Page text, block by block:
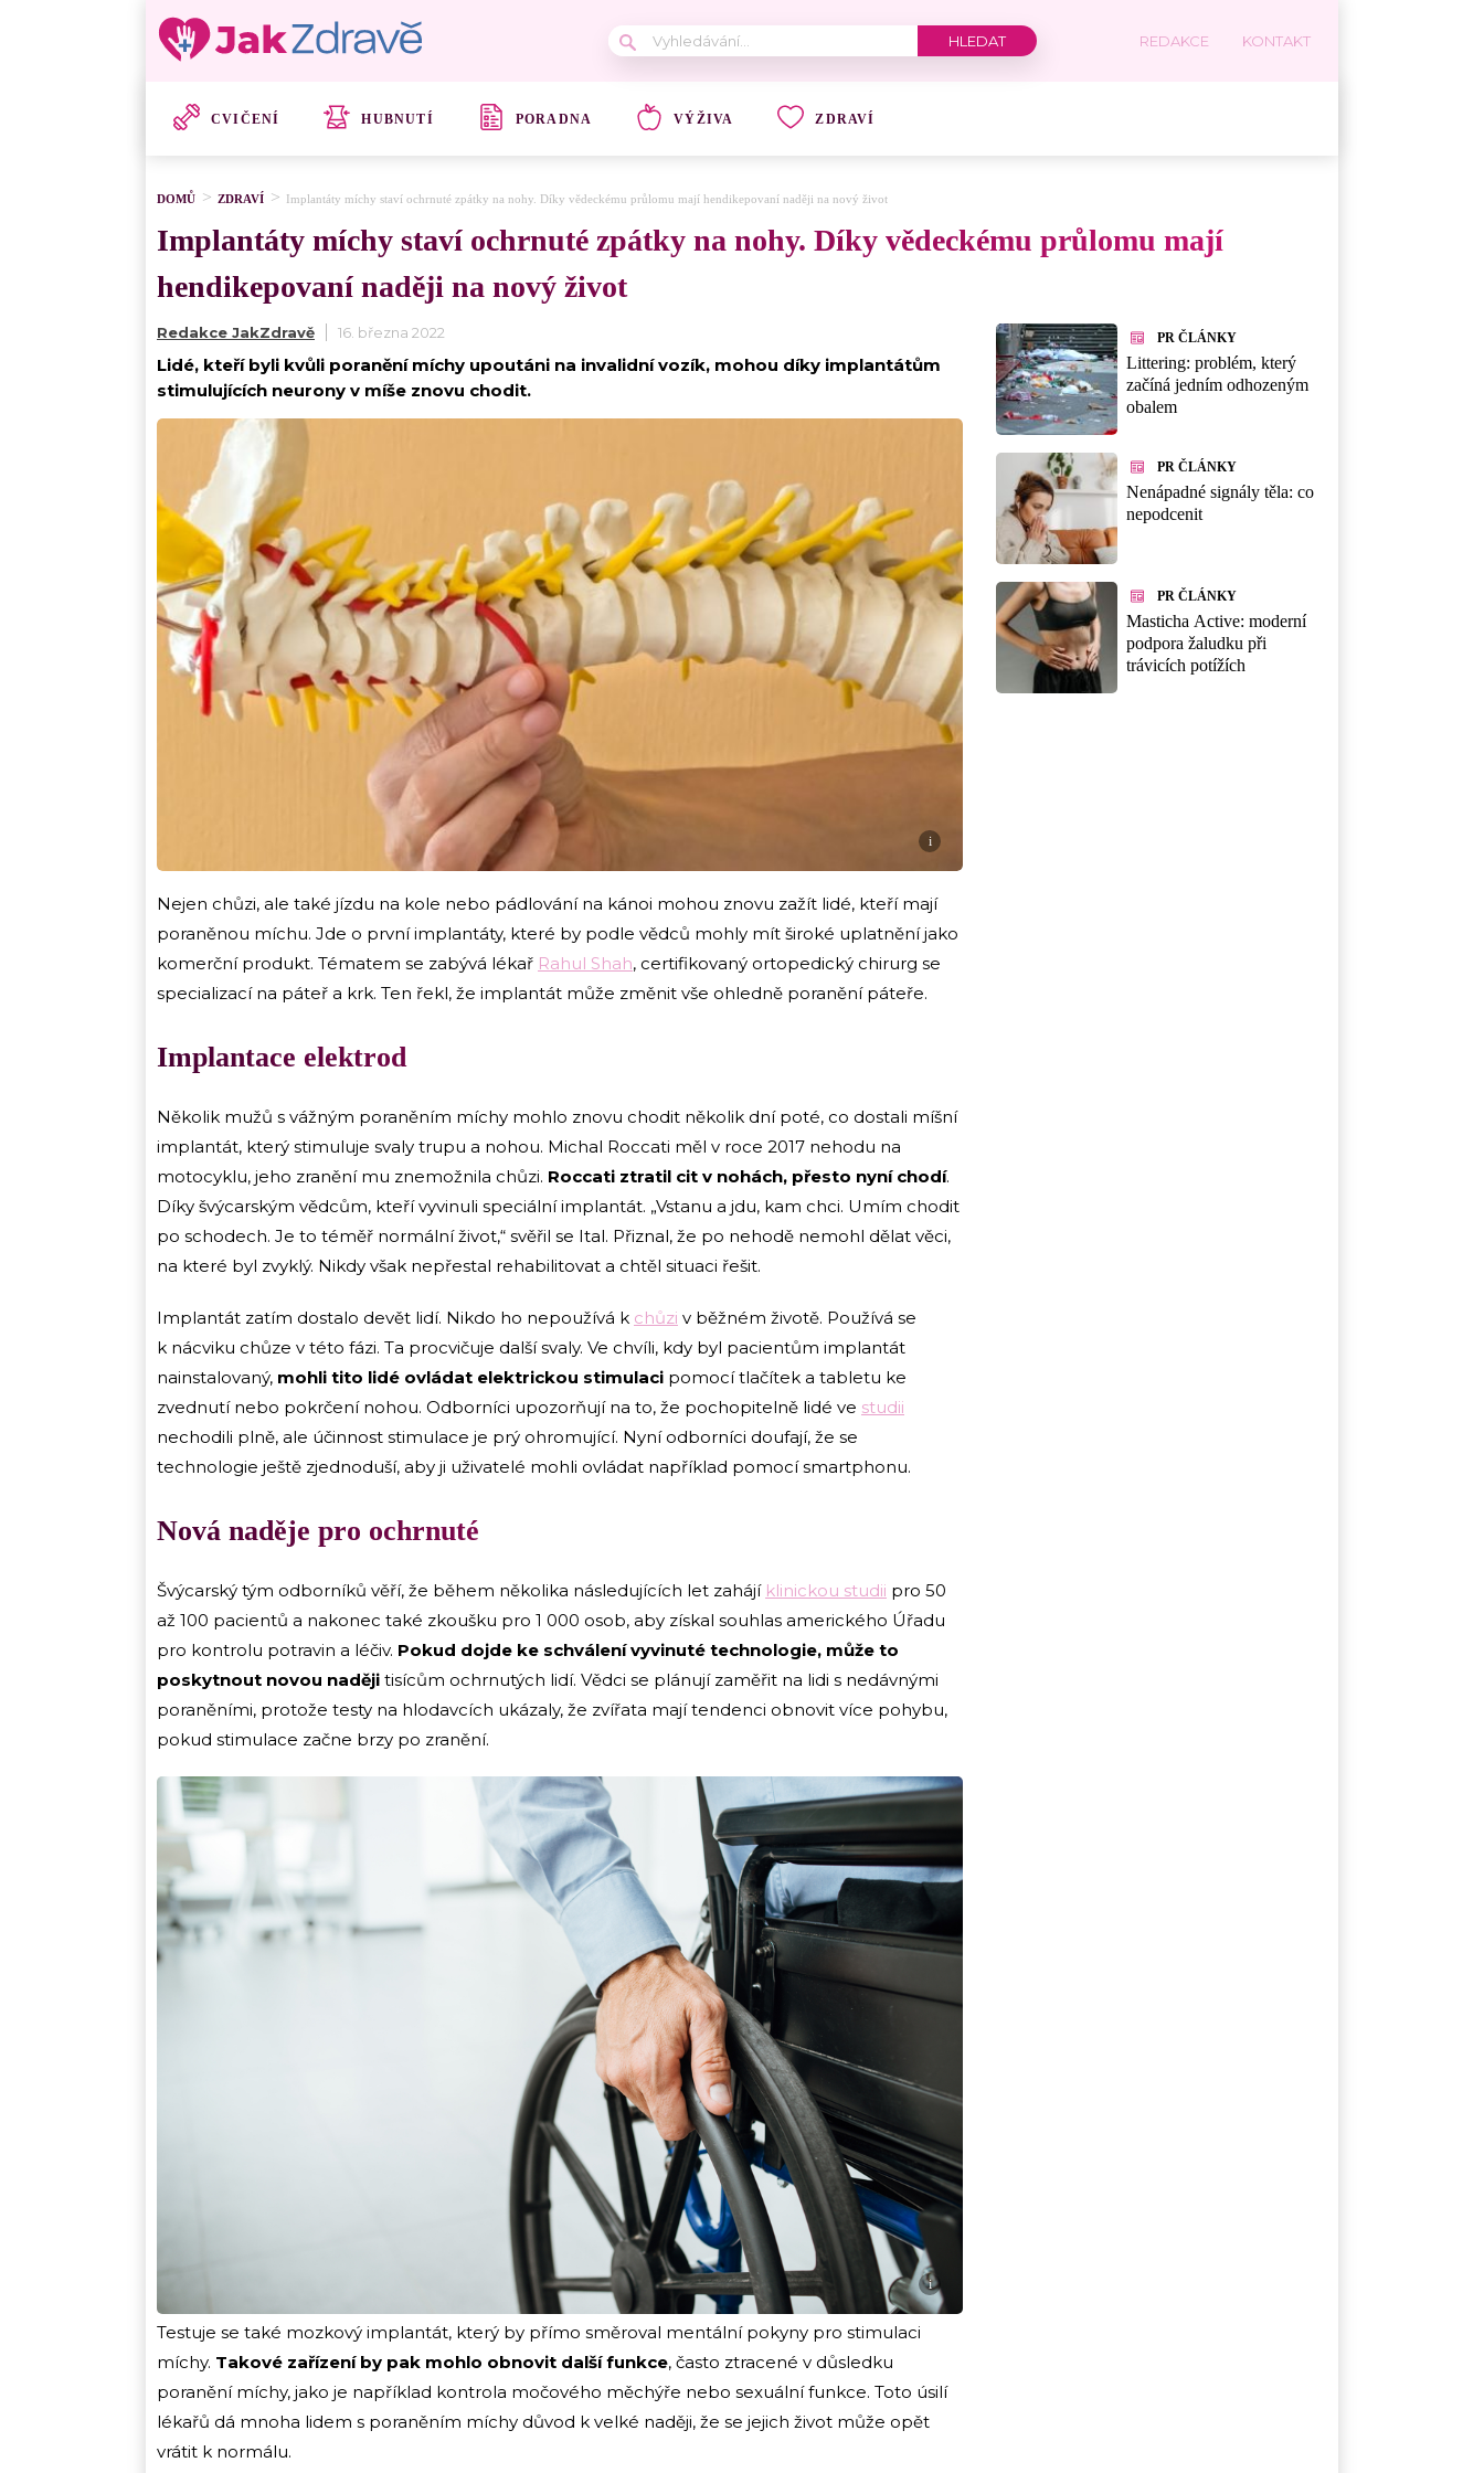
REDAKCE KONTAKT
CVIČENÍ HUBNUTÍ PORADNA VÝŽIVA ZDRAVÍ
DOMŮ ZDRAVÍ Implantáty míchy staví ochrnuté zpátky na nohy. Díky vědeckému průlomu mají hendikepovaní naději na nový život
Implantáty míchy staví ochrnuté zpátky na nohy. Díky vědeckému průlomu mají
hendikepovaní naději na nový život
Redakce JakZdravě 16. března 2022
Lidé, kteří byli kvůli poranění míchy upoutáni na invalidní vozík, mohou díky implantátům
stimulujících neurony v míše znovu chodit.
i
Nejen chůzi, ale také jízdu na kole nebo pádlování na kánoi mohou znovu zažít lidé, kteří mají
poraněnou míchu. Jde o první implantáty, které by podle vědců mohly mít široké uplatnění jako
komerční produkt. Tématem se zabývá lékař Rahul Shah, certifikovaný ortopedický chirurg se
specializací na páteř a krk. Ten řekl, že implantát může změnit vše ohledně poranění páteře.
Implantace elektrod
Několik mužů s vážným poraněním míchy mohlo znovu chodit několik dní poté, co dostali míšní
implantát, který stimuluje svaly trupu a nohou. Michal Roccati měl v roce 2017 nehodu na
motocyklu, jeho zranění mu znemožnila chůzi. Roccati ztratil cit v nohách, přesto nyní chodí.
Díky švýcarským vědcům, kteří vyvinuli speciální implantát. „Vstanu a jdu, kam chci. Umím chodit
po schodech. Je to téměř normální život,“ svěřil se Ital. Přiznal, že po nehodě nemohl dělat věci,
na které byl zvyklý. Nikdy však nepřestal rehabilitovat a chtěl situaci řešit.
Implantát zatím dostalo devět lidí. Nikdo ho nepoužívá k chůzi v běžném životě. Používá se
k nácviku chůze v této fázi. Ta procvičuje další svaly. Ve chvíli, kdy byl pacientům implantát
nainstalovaný, mohli tito lidé ovládat elektrickou stimulaci pomocí tlačítek a tabletu ke
zvednutí nebo pokrčení nohou. Odborníci upozorňují na to, že pochopitelně lidé ve studii
nechodili plně, ale účinnost stimulace je prý ohromující. Nyní odborníci doufají, že se
technologie ještě zjednoduší, aby ji uživatelé mohli ovládat například pomocí smartphonu.
Nová naděje pro ochrnuté
Švýcarský tým odborníků věří, že během několika následujících let zahájí klinickou studii pro 50
až 100 pacientů a nakonec také zkoušku pro 1 000 osob, aby získal souhlas amerického Úřadu
pro kontrolu potravin a léčiv. Pokud dojde ke schválení vyvinuté technologie, může to
poskytnout novou naději tisícům ochrnutých lidí. Vědci se plánují zaměřit na lidi s nedávnými
poraněními, protože testy na hlodavcích ukázaly, že zvířata mají tendenci obnovit více pohybu,
pokud stimulace začne brzy po zranění.
i
Testuje se také mozkový implantát, který by přímo směroval mentální pokyny pro stimulaci
míchy. Takové zařízení by pak mohlo obnovit další funkce, často ztracené v důsledku
poranění míchy, jako je například kontrola močového měchýře nebo sexuální funkce. Toto úsilí
lékařů dá mnoha lidem s poraněním míchy důvod k velké naději, že se jejich život může opět
vrátit k normálu.
PR ČLÁNKY
Littering: problém, který
začíná jedním odhozeným
obalem
PR ČLÁNKY
Nenápadné signály těla: co
nepodcenit
PR ČLÁNKY
Masticha Active: moderní
podpora žaludku při
trávicích potížích